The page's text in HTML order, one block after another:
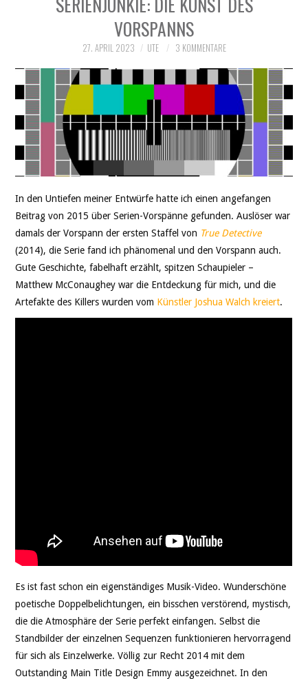
LEBEN
DATENSCHUTZ
VORSPANNS
27. APRIL 2023 UTE 3 KOMMENTARE
In den Untiefen meiner Entwürfe hatte ich einen angefangen
Beitrag von 2015 über Serien-Vorspänne gefunden. Auslöser war
damals der Vorspann der ersten Staffel von True Detective
(2014), die Serie fand ich phänomenal und den Vorspann auch.
Gute Geschichte, fabelhaft erzählt, spitzen Schaupieler –
Matthew McConaughey war die Entdeckung für mich, und die
Artefakte des Killers wurden vom Künstler Joshua Walch kreiert.
Es ist fast schon ein eigenständiges Musik-Video. Wunderschöne
poetische Doppelbelichtungen, ein bisschen verstörend, mystisch,
die die Atmosphäre der Serie perfekt einfangen. Selbst die
Standbilder der einzelnen Sequenzen funktionieren hervorragend
für sich als Einzelwerke. Völlig zur Recht 2014 mit dem
Outstanding Main Title Design Emmy ausgezeichnet. In den